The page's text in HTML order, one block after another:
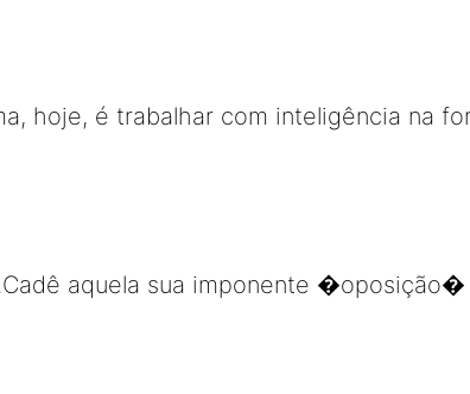
hoje, é trabalhar com inteligência na
aquela sua imponente